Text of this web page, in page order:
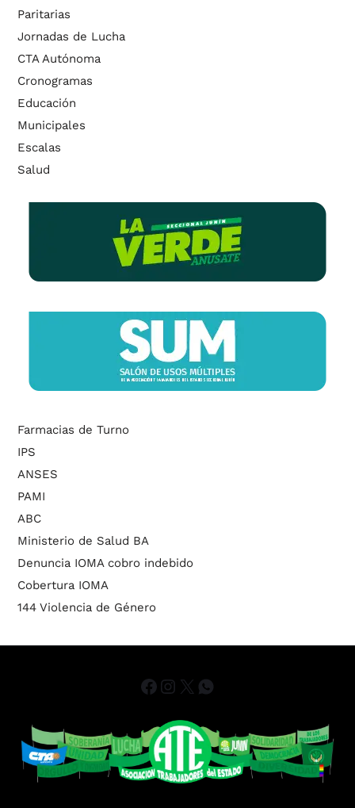
Paritarias
Jornadas de Lucha
CTA Autónoma
Cronogramas
Educación
Municipales
Escalas
Salud
Farmacias de Turno
IPS
ANSES
PAMI
ABC
Ministerio de Salud BA
Denuncia IOMA cobro indebido
Cobertura IOMA
144 Violencia de Género